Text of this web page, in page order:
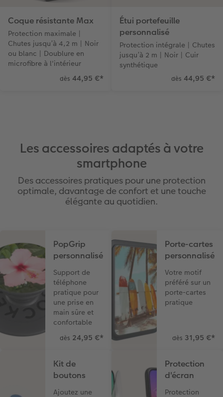
Coque résistante Max
Protection maximale |
Chutes jusqu’à 4,2 m | Noir
ou blanc | Doublure en
microfibre à l'intérieur
dès 44,95 €*
Étui portefeuille
personnalisé
Protection intégrale | Chutes
jusqu’à 2 m | Noir | Cuir
synthétique
dès 44,95 €*
Les accessoires adaptés à votre
smartphone
Des accessoires pratiques pour une protection
optimale, davantage de confort et une touche
élégante au quotidien.
PopGrip
personnalisé
Support de
téléphone
pratique pour
une prise en
main sûre et
confortable
dès 24,95 €*
Porte-cartes
personnalisé
Votre motif
préféré sur un
porte-cartes
pratique
dès 31,95 €*
Kit de
boutons
Ajoutez une
Protection
d'écran
Protection